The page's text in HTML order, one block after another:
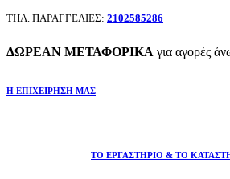
ΤΗΛ. ΠΑΡΑΓΓΕΛΙΕΣ: 2102585286
ΔΩΡΕΑΝ ΜΕΤΑΦΟΡΙΚΑ για αγορές
Η ΕΠΙΧΕΙΡΗΣΗ ΜΑΣ
ΤΟ ΕΡΓΑΣΤΗΡΙΟ & ΤΟ